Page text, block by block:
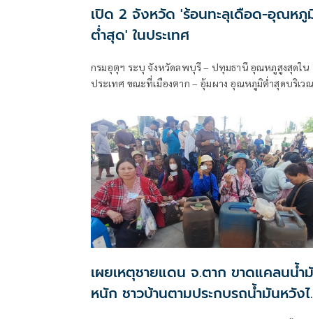
เปิด 2 จังหวัด 'ร้อนทะลุเดือด-อุณหภู
ต่ำสุด' ในประเทศ
กรมอุตุฯ ระบุ จังหวัดลพบุรี – ปทุมธานี อุณหภูสูงสุดใน
ประเทศ ขณะที่เมืองตาก – อุ้มผาง อุณหภูมิต่ำสุดบริเวณ
เผยเหตุชายแดน จ.ตาก ขาดแคลนน้ำ
หนัก ชาวบ้านตามประกบรถน้ำมันหวัง